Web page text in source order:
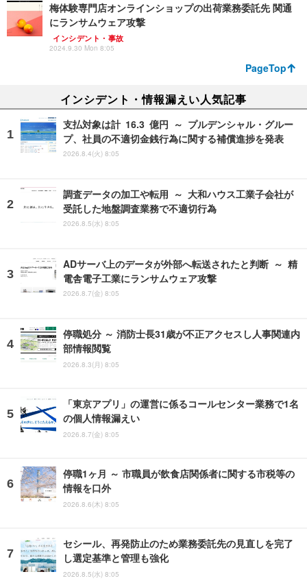
梅体験専門店オンラインショップの出荷業務委託先 関通
にランサムウェア攻撃
インシデント・事故
2024.9.30 Mon 8:05
PageTop
インシデント・情報漏えい人気記事
支払対象は計 16.3 億円 ～ プルデンシャル・グルー
プ、社員の不適切金銭行為に関する補償進捗を発表
2026.8.4(火) 8:05
調査データの加工や転用 ～ 大和ハウス工業子会社が
受託した地盤調査業務で不適切行為
2026.8.5(水) 8:05
ADサーバ上のデータが外部へ転送されたと判断 ～ 精
電舎電子工業にランサムウェア攻撃
2026.8.7(金) 8:05
停職処分 ～ 消防士長31歳が不正アクセスし人事関連内
部情報閲覧
2026.8.3(月) 8:05
「東京アプリ」の運営に係るコールセンター業務で1名
の個人情報漏えい
2026.8.7(金) 8:05
停職1ヶ月 ～ 市職員が飲食店関係者に関する市税等の
情報を口外
2026.8.6(木) 8:05
セシール、再発防止のため業務委託先の見直しを完了
し選定基準と管理も強化
2026.8.5(水) 8:05